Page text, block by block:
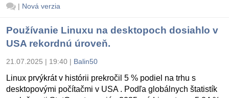
| Nová verzia
Používanie Linuxu na desktopoch dosiahlo v
USA rekordnú úroveň.
21.07.2025 | 19:40 | Balin50
Linux prvýkrát v histórii prekročil 5 % podiel na trhu s
desktopovými počítačmi v USA . Podľa globálnych štatistík